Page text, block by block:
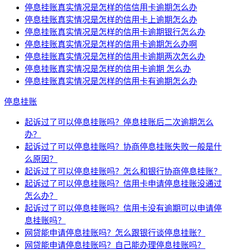
停息挂账真实情况是怎样的信信用卡逾期怎么办
停息挂账真实情况是怎样的信用卡上逾期怎么办
停息挂账真实情况是怎样的信用卡逾期银行怎么办
停息挂账真实情况是怎样的信用卡逾期怎么办啊
停息挂账真实情况是怎样的信用卡逾期两次怎么办
停息挂账真实情况是怎样的信用卡逾期 怎么办
停息挂账真实情况是怎样的信用卡有逾期怎么办
停息挂账
起诉过了可以停息挂账吗？停息挂账后二次逾期怎么
办？
起诉过了可以停息挂账吗？协商停息挂账失败一般是什
么原因？
起诉过了可以停息挂账吗？怎么和银行协商停息挂账？
起诉过了可以停息挂账吗？信用卡申请停息挂账没通过
怎么办？
起诉过了可以停息挂账吗？信用卡没有逾期可以申请停
息挂账吗？
网贷能申请停息挂账吗？怎么跟银行谈停息挂账？
网贷能申请停息挂账吗？自己能办理停息挂账吗？